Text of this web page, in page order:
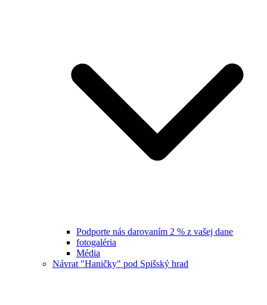
Podporte nás darovaním 2 % z vašej dane
fotogaléria
Média
Návrat "Haničky" pod Spišský hrad